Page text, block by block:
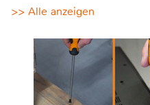
>> Alle anzeigen